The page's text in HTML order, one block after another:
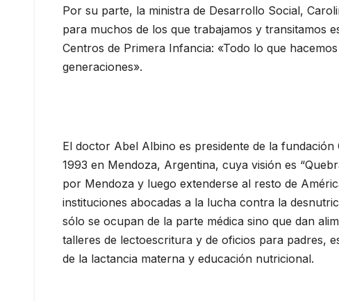
Por su parte, la ministra de Desarrollo Social,
para muchos de los que trabajamos y transitamos
Centros de Primera Infancia: «Todo lo que
generaciones».
El doctor Abel Albino es presidente de la
1993 en Mendoza, Argentina, cuya visión es
por Mendoza y luego extenderse al resto de
instituciones abocadas a la lucha contra la
sólo se ocupan de la parte médica sino que dan
talleres de lectoescritura y de oficios para padres,
de la lactancia materna y educación nutricional.